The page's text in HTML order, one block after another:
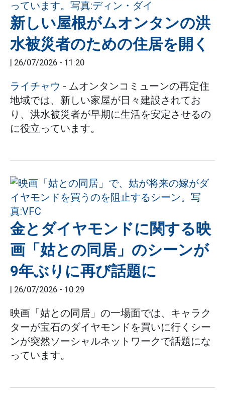
新しい屋根がムオンタンの洪
水被災者のための住居を開く
26/07/2026 - 11:20
ライチャウ - ムオンタンコミューンの再定住
地域では、新しい家屋が日々建設されてお
り、洪水被災者が早期に生活を安定させるの
に役立っています。
金とダイヤモンドに関する映
画「姑との同居」のシーンが
9年ぶりに再び話題に
26/07/2026 - 10:29
映画「姑との同居」の一場面では、キャラク
ターが宝石のダイヤモンドを買いに行くシー
ンが突然ソーシャルネットワークで話題にな
っています。